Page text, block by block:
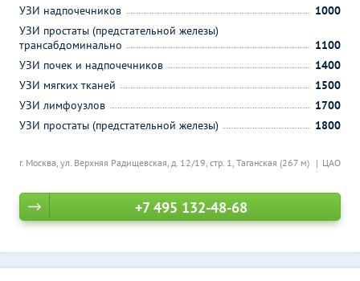
г. Москва, ул. Верхняя Радищевская, д. 12/19, стр. 1, Таганская (267 м) ЦАО
УЗИ надпочечников
1000
УЗИ простаты (предстательной железы)
трансабдоминально
1100
УЗИ почек и надпочечников
1400
УЗИ мягких тканей
1500
УЗИ лимфоузлов
1700
УЗИ простаты (предстательной железы)
1800
+7 495 132-48-68